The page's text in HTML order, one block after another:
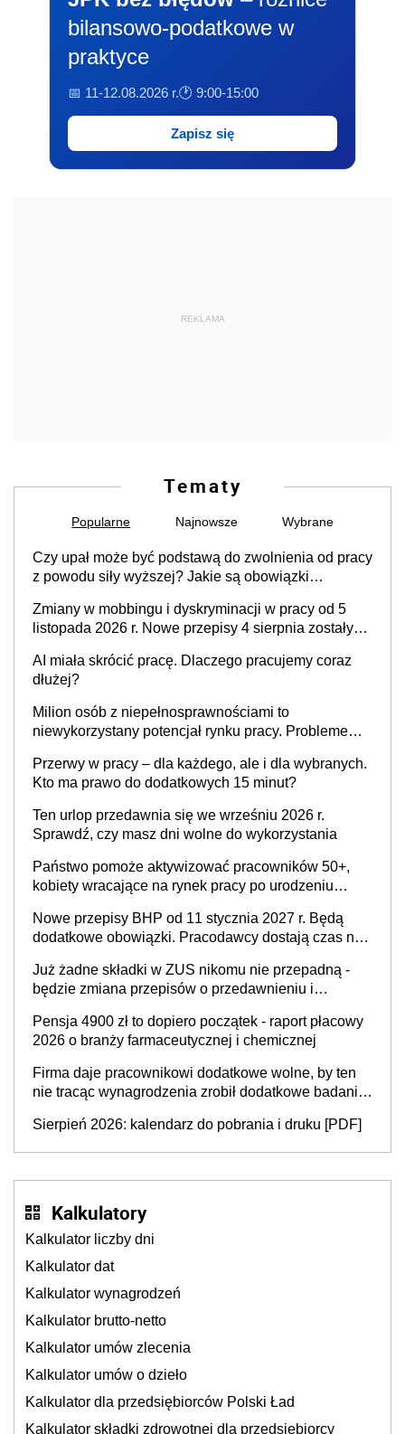
bilansowo-podatkowe w
praktyce
📅 11-12.08.2026 r.🕐 9:00-15:00
Zapisz się
REKLAMA
Tematy
Popularne Najnowsze Wybrane
Czy upał może być podstawą do zwolnienia od pracy
z powodu siły wyższej? Jakie są obowiązki
Zmiany w mobbingu i dyskryminacji w pracy od 5
listopada 2026 r. Nowe przepisy 4 sierpnia zostały
AI miała skrócić pracę. Dlaczego pracujemy coraz
dłużej?
Milion osób z niepełnosprawnościami to
niewykorzystany potencjał rynku pracy. Problemem
refundacji, ale bariery po stronie systemu i
świadomości pracodawców [WYWIAD]
Przerwy w pracy – dla każdego, ale i dla wybranych.
Kto ma prawo do dodatkowych 15 minut?
Ten urlop przedawnia się we wrześniu 2026 r.
Sprawdź, czy masz dni wolne do wykorzystania
Państwo pomoże aktywizować pracowników 50+,
kobiety wracające na rynek pracy po urodzeniu
neuroatypowe. Powstanie Fundusz na rzecz
Inkluzywności w Zatrudnianiu?
Nowe przepisy BHP od 11 stycznia 2027 r. Będą
dodatkowe obowiązki. Pracodawcy dostają czas na
Już żadne składki w ZUS nikomu nie przepadną -
będzie zmiana przepisów o przedawnieniu i
Pensja 4900 zł to dopiero początek - raport płacowy
2026 o branży farmaceutycznej i chemicznej
Firma daje pracownikowi dodatkowe wolne, by ten
nie tracąc wynagrodzenia zrobił dodatkowe badania.
Sierpień 2026: kalendarz do pobrania i druku [PDF]
Kalkulatory
Kalkulator liczby dni
Kalkulator dat
Kalkulator wynagrodzeń
Kalkulator brutto-netto
Kalkulator umów zlecenia
Kalkulator umów o dzieło
Kalkulator dla przedsiębiorców Polski Ład
Kalkulator składki zdrowotnej dla przedsiębiorcy